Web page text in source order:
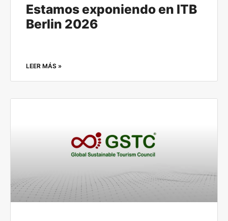
Estamos exponiendo en ITB
Berlin 2026
LEER MÁS »